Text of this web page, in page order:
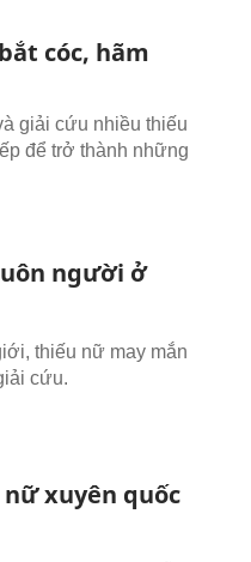
cóc, hãm
giải cứu nhiều thiếu
để trở thành những
người ở
thiếu nữ may mắn
cứu.
xuyên quốc